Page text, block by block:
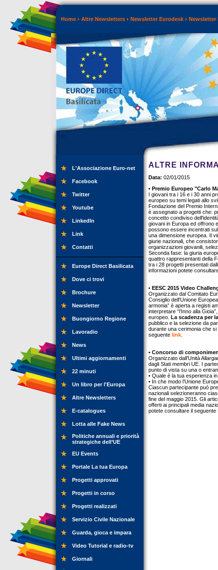
Home Altre Newsletters Newsletter Eurodesk Newsletter
L'Associazione Euro-net
Facebook
Twitter
Youtube
LinkedIn
Link
Contatti
Europe Direct Basilicata
Dove ci trovi
Brochure
Newsletter
Buongiorno Regione
Lavoradio
News
Ultimi aggiornamenti
22 minuti
Un libro per l'Europa
Altre Newsletters
E-catalogues
Lotta alle Fake News
Politiche annuali e priorità
strategiche dell’UE
EU Events
Portale La tua Europa
Progetti approvati
Progetti in corso
Progetti realizzati
Servizio Civile Nazionale
Guarda, gioca e impara
Video Tutorial e radio-tv
Giornali
ALTRE
Data: 02/01/2015
• Premio Europeo "Carlo
I giovani tra i 16 e i 30 anni
europeo su temi legati allo
Fondazione del Premio
è assegnato a progetti che:
concetto condiviso
giovani in Europa ed offrono
possono essere incentrati
una dimensione europea. Il
giurie nazionali, che
organizzazioni giovanili,
Seconda fase: la giuria
quattro rappresentanti della
tra i 28 progetti presentati
informazioni potete
• EESC 2015 Video
Organizzato dal Comitato
Consiglio dell’Unione
armonia” è aperta a registi
interpretare “l’Inno alla
europeo. La scadenza per
pubblico e la selezione da
durante una cerimonia che
seguente link
• Concorso di
Organizzato dall’Unità
dagli Stati membri UE. I
punto di vista su una o
• Quale è la tua esperienza
• In che modo l’Unione
Ciascun partecipante può
nazionali selezioneranno
fine del maggio 2015. Gli
offerti ai principali media
potete consultare il seguente